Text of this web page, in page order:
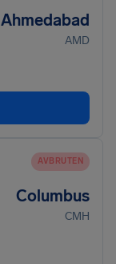
Ahmedabad
AMD
AVBRUTEN
Columbus
CMH